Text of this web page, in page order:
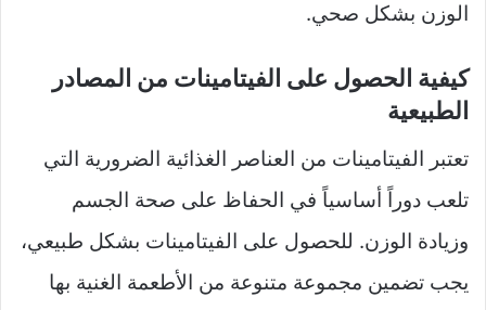
الوزن بشكل صحي.
كيفية الحصول على الفيتامينات من المصادر
الطبيعية
تعتبر الفيتامينات من العناصر الغذائية الضرورية التي
تلعب دوراً أساسياً في الحفاظ على صحة الجسم
وزيادة الوزن. للحصول على الفيتامينات بشكل طبيعي،
يجب تضمين مجموعة متنوعة من الأطعمة الغنية بها